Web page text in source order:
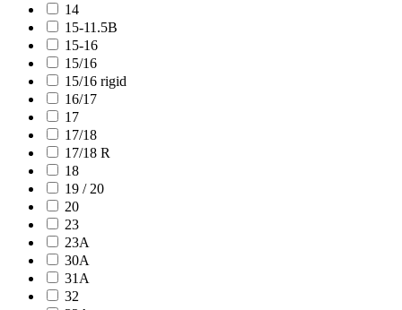
14
15-11.5B
15-16
15/16
15/16 rigid
16/17
17
17/18
17/18 R
18
19 / 20
20
23
23A
30A
31A
32